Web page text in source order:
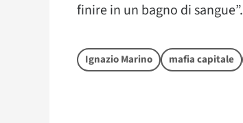
finire in un bagno di sangue”.
Ignazio Marino mafia capitale